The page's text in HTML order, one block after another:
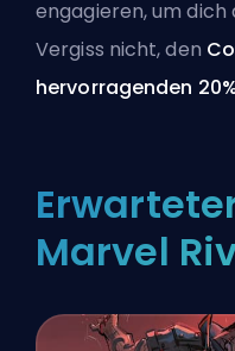
engagieren, um dich
Vergiss nicht, den
hervorragenden
Marvel